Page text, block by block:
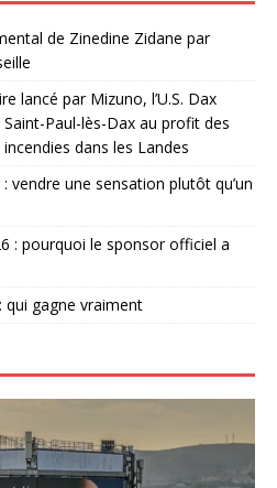
de Zinedine Zidane par
lancé par Mizuno, l’U.S. Dax
Paul-lès-Dax au profit des
dans les Landes
vendre une sensation plutôt qu’un
: pourquoi le sponsor officiel a
qui gagne vraiment